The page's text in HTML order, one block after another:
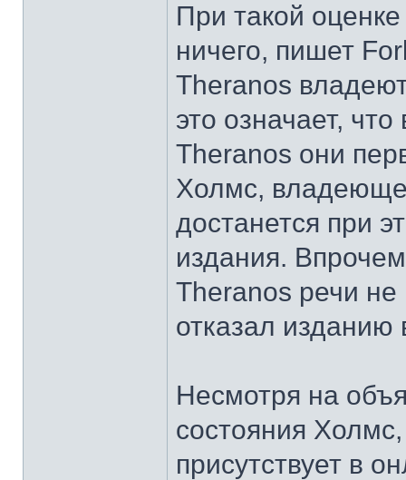
При такой
ничего, пишет
Theranos
это означает,
Theranos они
Холмс,
достанется при
издания.
Theranos речи не
отказал
Несмотря на
состояния
присутствует в